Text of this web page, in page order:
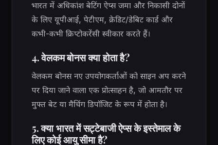
भारत में अधिकांश बेटिंग ऐप्स जमा और निकासी दोनों
के लिए यूपीआई, पेटीएम, क्रेडिट/डेबिट कार्ड और
कभी-कभी क्रिप्टोकरेंसी स्वीकार करते हैं।
4. वेलकम बोनस क्या होता है?
वेलकम बोनस नए उपयोगकर्ताओं को साइन अप करने
पर दिया जाने वाला एक प्रोत्साहन है, जो आमतौर पर
मुफ्त बेट या मैचिंग डिपॉजिट के रूप में होता है।
5. क्या भारत में सट्टेबाजी ऐप्स के इस्तेमाल के
लिए कोई आयु सीमा है?